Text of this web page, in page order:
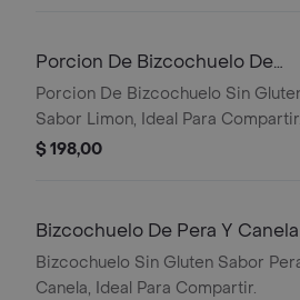
Porcion De Bizcochuelo De
Limon
Porcion De Bizcochuelo Sin
Sabor Limon, Ideal Para Compartir.
$ 198,00
Bizcochuelo De Pera Y Canela
Bizcochuelo Sin Gluten Sabor
Canela, Ideal Para Compartir.